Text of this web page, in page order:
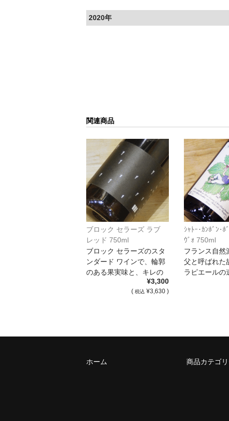
2020年
関連商品
ブロック セラーズ ラブ
レッド 750ml
ブロック セラーズのスタ
ンダード ワインで、輪郭
のある果実味と、キレの
¥3,300
( 税込 ¥3,630 )
ｼｬﾄｰ･ｶﾝﾎﾞﾝ･ﾎ
ｳﾞｫ 750ml
フランス自然
父と呼ばれた
ラピエールの
ホーム 商品カテゴ